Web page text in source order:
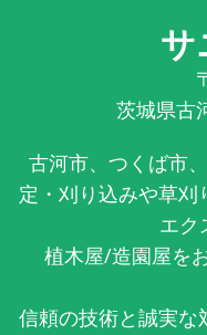
サ
茨城県古
古河市、つくば市
定・刈り込みや草刈
エク
植木屋/造園屋を
信頼の技術と誠実な